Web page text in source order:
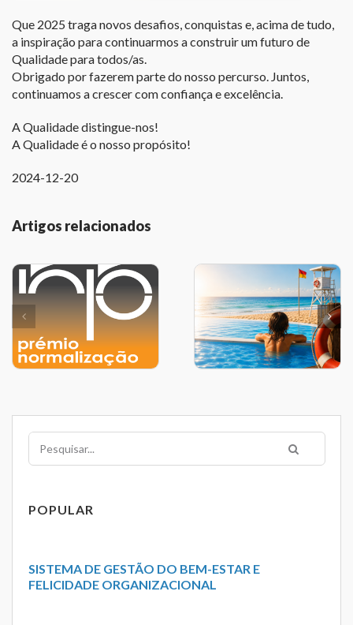
Que 2025 traga novos desafios, conquistas e, acima de tudo,
a inspiração para continuarmos a construir um futuro de
Qualidade para todos/as.
Obrigado por fazerem parte do nosso percurso. Juntos,
continuamos a crescer com confiança e excelência.
A Qualidade distingue-nos!
A Qualidade é o nosso propósito!
2024-12-20
Artigos relacionados
Pesquisar
POPULAR
SISTEMA DE GESTÃO DO BEM-ESTAR E
FELICIDADE ORGANIZACIONAL